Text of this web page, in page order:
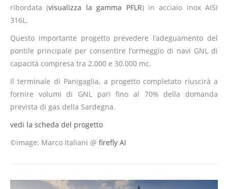
ribordata (visualizza la gamma PFLR) in acciaio inox AISI
316L.
Questo importante progetto prevedere l’adeguamento del
pontile principale per consentire l’ormeggio di navi GNL di
capacità compresa tra 2.000 e 30.000 mc.
Il terminale di Panigaglia, a progetto completato riuscirà a
fornire volumi di GNL pari fino al 70% della domanda
prevista di gas della Sardegna.
vedi la scheda del progetto
©image: Marco Italiani @ firefly AI